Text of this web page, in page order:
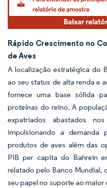
Rápido Crescimento no
de Aves
A localização estratégica do
ao seu status de alta renda e
fornece uma base sólida
proteínas do reino. A
expatriados abastados
impulsionando a
produtos de aves além das
PIB per capita do Bahrein
relatado pelo Banco Mundial,
seu papel no suporte ao